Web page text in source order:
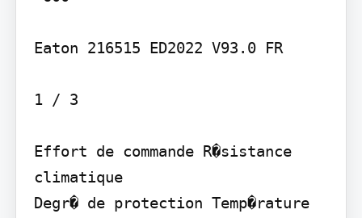
Eaton 216515 ED2022 V93.0 FR
1 / 3
Effort de commande R�sistance
climatique
Degr� de protection Temp�rature